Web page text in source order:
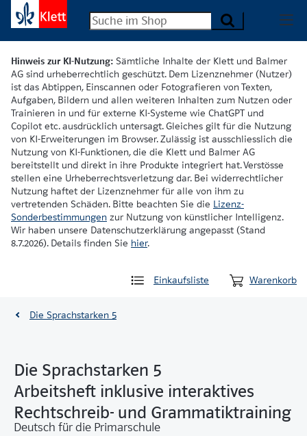
Hinweis zur KI-Nutzung: Sämtliche Inhalte der Klett und Balmer
AG sind urheberrechtlich geschützt. Dem Lizenznehmer (Nutzer)
ist das Abtippen, Einscannen oder Fotografieren von Texten,
Aufgaben, Bildern und allen weiteren Inhalten zum Nutzen oder
Trainieren in und für externe KI-Systeme wie ChatGPT und
Copilot etc. ausdrücklich untersagt. Gleiches gilt für die Nutzung
von KI-Erweiterungen im Browser. Zulässig ist ausschliesslich die
Nutzung von KI-Funktionen, die die Klett und Balmer AG
bereitstellt und direkt in ihre Produkte integriert hat. Verstösse
stellen eine Urheberrechtsverletzung dar. Bei widerrechtlicher
Nutzung haftet der Lizenznehmer für alle von ihm zu
vertretenden Schäden. Bitte beachten Sie die Lizenz-
Sonderbestimmungen zur Nutzung von künstlicher Intelligenz.
Wir haben unsere Datenschutzerklärung angepasst (Stand
8.7.2026). Details finden Sie hier.
Einkaufsliste Warenkorb
Die Sprachstarken 5
Die Sprachstarken 5
Arbeitsheft inklusive interaktives
Rechtschreib- und Grammatiktraining
Deutsch für die Primarschule